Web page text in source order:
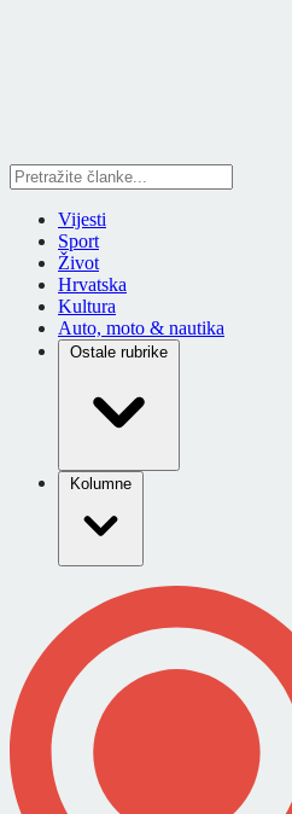
Vijesti
Sport
Život
Hrvatska
Kultura
Auto, moto & nautika
Ostale rubrike
Kolumne